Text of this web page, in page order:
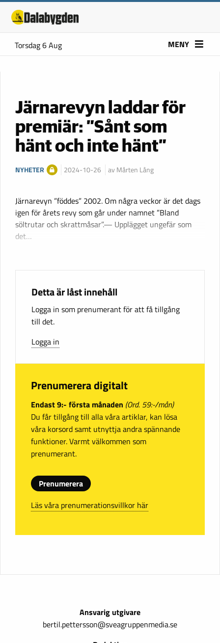
Torsdag 6 Aug MENY
Järnarevyn laddar för
premiär: ”Sånt som
hänt och inte hänt”
NYHETER 2024-10-26 av Mårten Lång
Järnarevyn ”föddes” 2002. Om några veckor är det dags
igen för årets revy som går under namnet ”Bland
söltrutar och skrattmåsar”.— Upplägget ungefär som
det…
Detta är låst innehåll
Logga in som prenumerant för att få tillgång
till det.
Logga in
Prenumerera digitalt
Endast 9:- första månaden (Ord. 59:-/mån)
Du får tillgång till alla våra artiklar, kan lösa
våra korsord samt utnyttja andra spännande
funktioner. Varmt välkommen som
prenumerant.
Prenumerera
Läs våra prenumerationsvillkor här
Ansvarig utgivare
bertil.pettersson@sveagruppenmedia.se